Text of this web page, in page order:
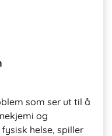
som ser ut til å
og
helse, spiller